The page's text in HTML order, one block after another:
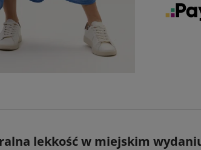
lekkość w miejskim